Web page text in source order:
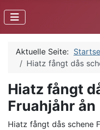
Aktuelle Seite:
Hiatz fångt dås
Hiatz fångt
Fruahjåhr ån
Hiatz fångt dås schene